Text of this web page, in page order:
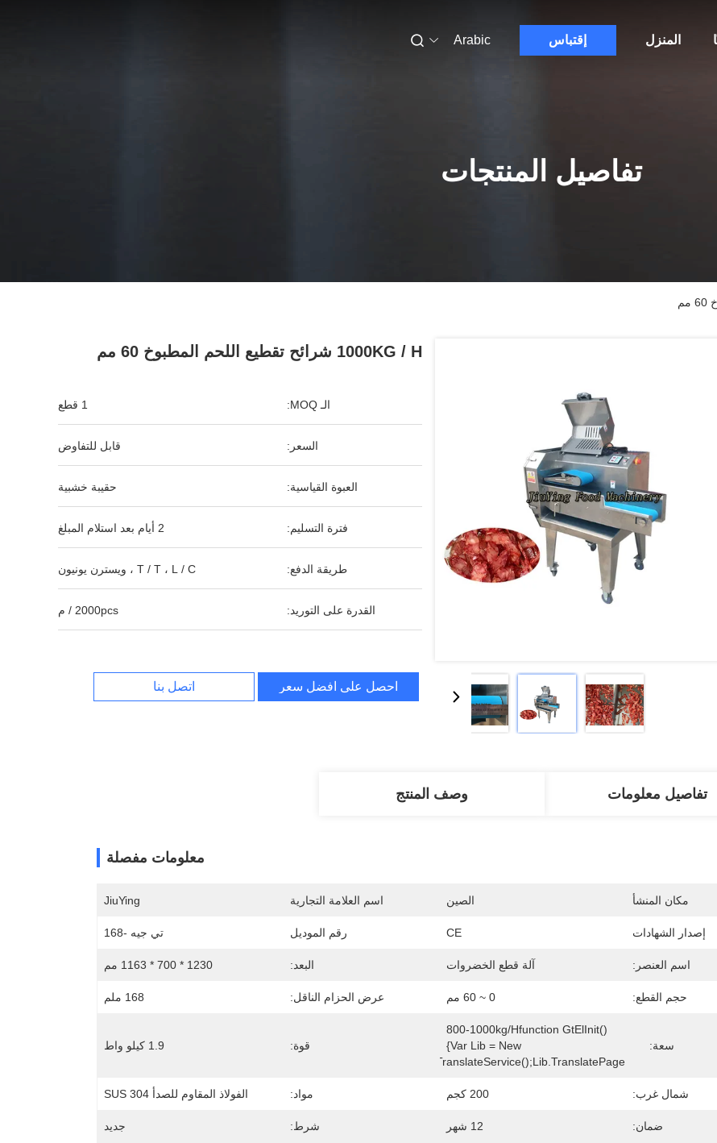
المنزل إقتباس Arabic
تفاصيل المنتجات
1000KG / H شرائح تقطيع اللحم المطبوخ 60 مم
الـ MOQ: 1 قطع
السعر: قابل للتفاوض
العبوة القياسية: حقيبة خشبية
فترة التسليم: 2 أيام بعد استلام المبلغ
طريقة الدفع: T / T ، L / C ، ويسترن يونيون
القدرة على التوريد: 2000pcs / م
احصل على افضل سعر اتصل بنا
تفاصيل معلومات وصف المنتج
معلومات مفصلة
مكان المنشأ الصين اسم العلامة التجارية JiuYing
إصدار الشهادات CE رقم الموديل تي جيه -168
اسم العنصر: آلة قطع الخضروات البعد: 1230 * 700 * 1163 مم
حجم القطع: 0 ~ 60 مم عرض الحزام الناقل: 168 ملم
سعة:
800-1000kg/hfunction GtElInit()
{var Lib = New
Google.translate.TranslateService();lib.translatePage
قوة: 1.9 كيلو واط
شمال غرب: 200 كجم مواد: الفولاذ المقاوم للصدأ SUS 304
ضمان: 12 شهر شرط: جديد